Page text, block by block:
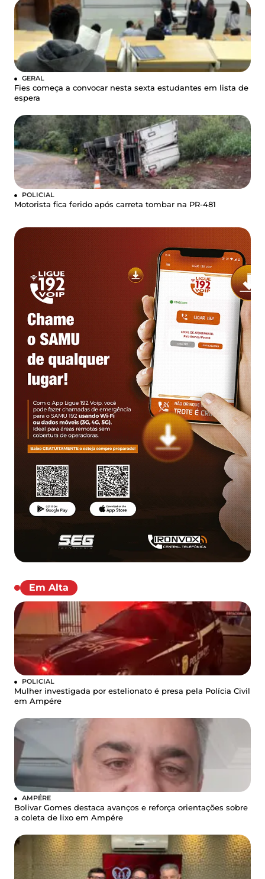
GERAL
Fies começa a convocar nesta sexta estudantes em lista de
espera
POLICIAL
Motorista fica ferido após carreta tombar na PR-481
Em Alta
POLICIAL
Mulher investigada por estelionato é presa pela Polícia Civil
em Ampére
AMPÉRE
Bolivar Gomes destaca avanços e reforça orientações sobre
a coleta de lixo em Ampére